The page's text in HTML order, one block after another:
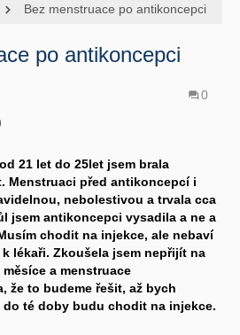
Bez menstruace po antikoncepci
po antikoncepci
0
21 let do 25let jsem brala
Menstruaci před antikoncepcí i
nebolestivou a trvala cca
jsem antikoncepci vysadila a ne a
chodit na injekce, ale nebaví
lékaři. Zkoušela jsem nepřijít na
a menstruace
že to budeme řešit, až bych
té doby budu chodit na injekce.